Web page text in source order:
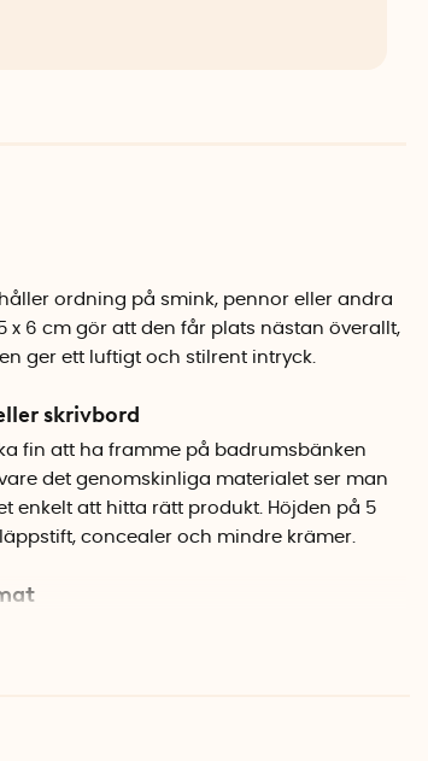
ordning på smink, pennor eller andra
x 6 cm gör att den får plats nästan överallt,
ger ett luftigt och stilrent intryck.
skrivbord
fin att ha framme på badrumsbänken
det genomskinliga materialet ser man
enkelt att hitta rätt produkt. Höjden på 5
concealer och mindre krämer.